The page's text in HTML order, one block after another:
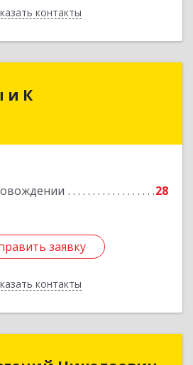
контакты
Назад
и К
28
заявку
контакты
заявку
Назад
Николаевич